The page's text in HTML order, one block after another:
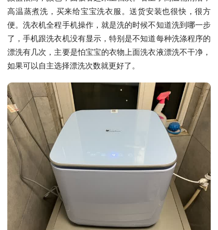
高温蒸煮洗，买来给宝宝洗衣服。送货安装也很快，很方
便。洗衣机全程手机操作，就是洗的时候不知道洗到哪一步
了，手机跟洗衣机没有显示，特别是不知道每种洗涤程序的
漂洗有几次，主要是怕宝宝的衣物上面洗衣液漂洗不干净，
如果可以自主选择漂洗次数就更好了。